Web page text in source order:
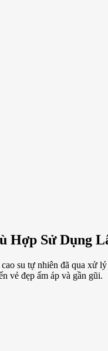
Hợp Sử Dụng
su tự nhiên đã qua
vẻ đẹp ấm áp và gần gũi.